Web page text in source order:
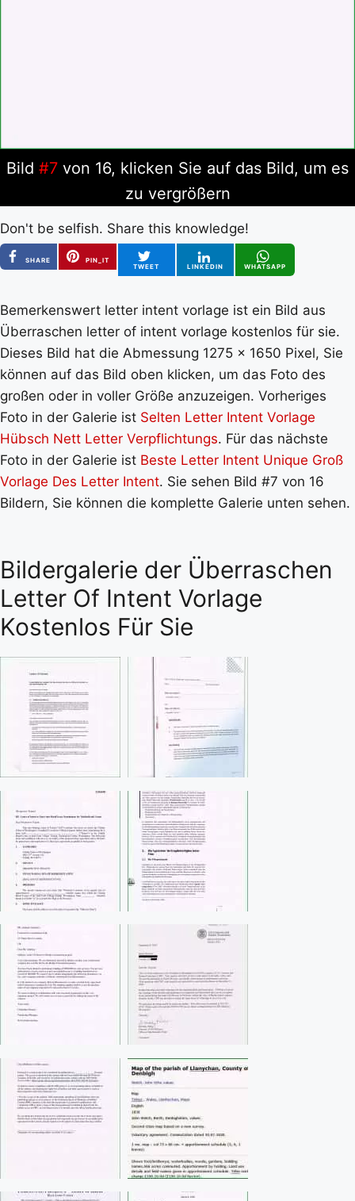
Bild #7 von 16, klicken Sie auf das Bild, um es
zu vergrößern
Don't be selfish. Share this knowledge!
SHARE
PIN_IT
TWEET
LINKEDIN WHATSAPP
Bemerkenswert letter intent vorlage ist ein Bild aus
Überraschen letter of intent vorlage kostenlos für sie.
Dieses Bild hat die Abmessung 1275 x 1650 Pixel, Sie
können auf das Bild oben klicken, um das Foto des
großen oder in voller Größe anzuzeigen. Vorheriges
Foto in der Galerie ist Selten Letter Intent Vorlage
Hübsch Nett Letter Verpflichtungs. Für das nächste
Foto in der Galerie ist Beste Letter Intent Unique Groß
Vorlage Des Letter Intent. Sie sehen Bild #7 von 16
Bildern, Sie können die komplette Galerie unten sehen.
Bildergalerie der Überraschen
Letter Of Intent Vorlage
Kostenlos Für Sie